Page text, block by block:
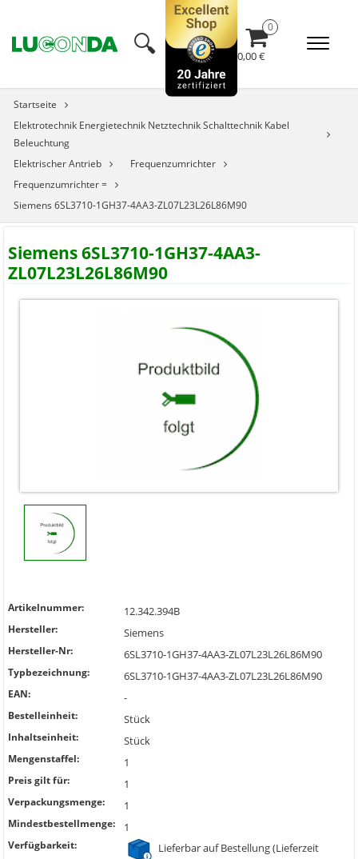
🔍︎ 0,00 €
Startseite
Elektrotechnik Energietechnik Netztechnik Schalttechnik Kabel
Beleuchtung
Elektrischer Antrieb
Frequenzumrichter
Frequenzumrichter =
Siemens 6SL3710-1GH37-4AA3-ZL07L23L26L86M90
Siemens 6SL3710-1GH37-4AA3-
ZL07L23L26L86M90
Artikelnummer: 12.342.394B
Hersteller: Siemens
Hersteller-Nr: 6SL3710-1GH37-4AA3-ZL07L23L26L86M90
Typbezeichnung: 6SL3710-1GH37-4AA3-ZL07L23L26L86M90
EAN: -
Bestelleinheit: Stück
Inhaltseinheit: Stück
Mengenstaffel: 1
Preis gilt für: 1
Verpackungsmenge: 1
Mindestbestellmenge: 1
Verfügbarkeit:
Lieferbar auf Bestellung (Lieferzeit